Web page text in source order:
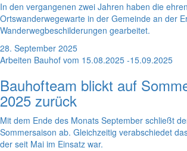
In den vergangenen zwei Jahren haben die
Ortswanderwegewarte in der Gemeinde an der
Wanderwegbeschilderungen gearbeitet.
28. September 2025
Arbeiten Bauhof vom 15.08.2025 -15.09.2025
Bauhofteam blickt auf
2025 zurück
Mit dem Ende des Monats September schließt
Sommersaison ab. Gleichzeitig verabschiedet
der seit Mai im Einsatz war.